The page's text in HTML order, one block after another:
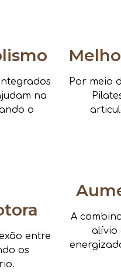
na
o
Por meio
entre
os
A
alívio